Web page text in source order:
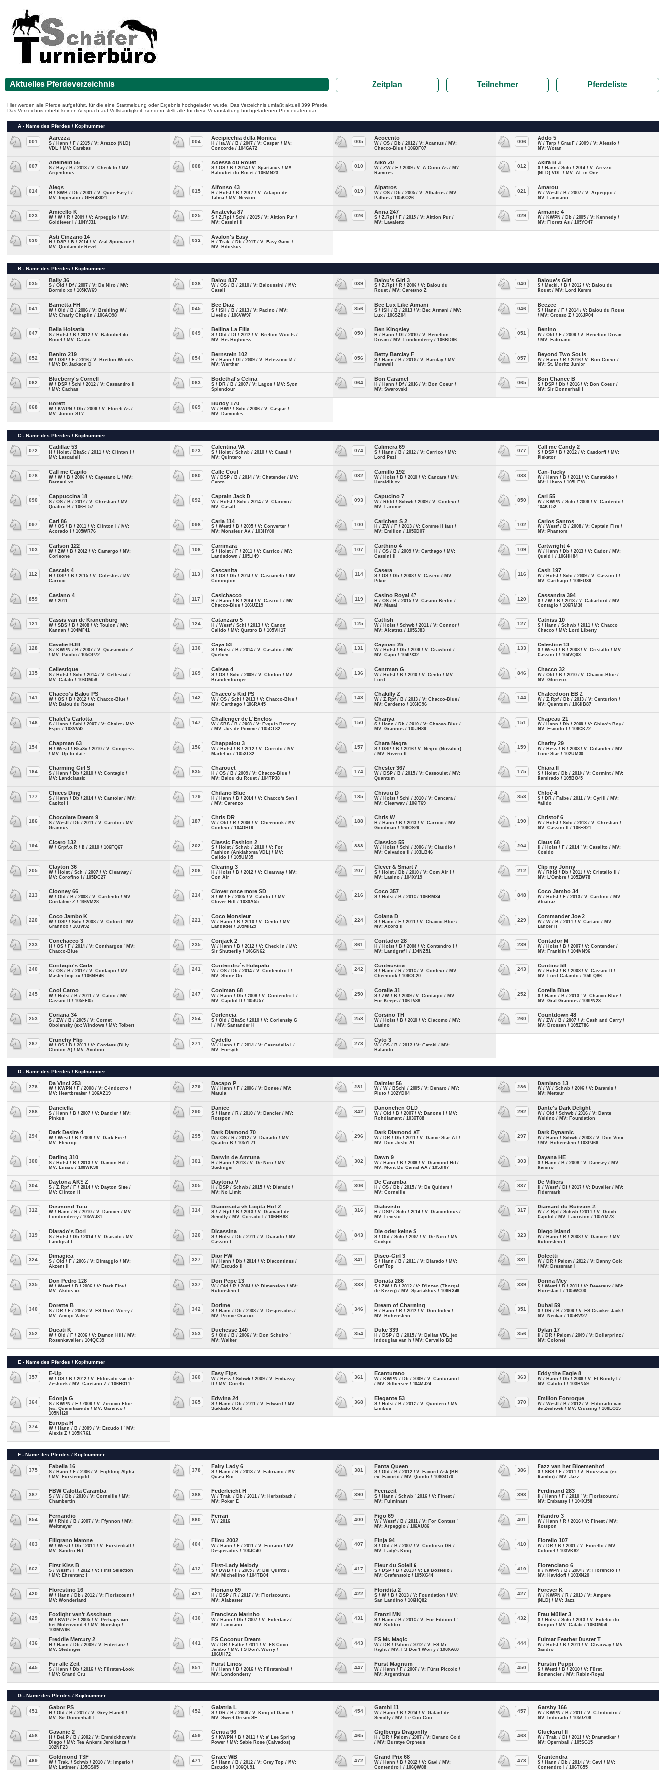
Aktuelles Pferdeverzeichnis Zeitplan Teilnehmer Pferdeliste
Hier werden alle Pferde aufgeführt, für die eine Startmeldung oder Ergebnis hochgeladen wurde. Das Verzeichnis umfaßt aktuell 399 Pferde.
Das Verzeichnis erhebt keinen Anspruch auf Vollständigkeit, sondern stellt alle für diese Veranstaltung hochgeladenen Pferdedaten dar.
A - Name des Pferdes / Kopfnummer
001
Aarezza
S / Hann / F / 2015 / V: Arezzo (NLD)
VDL / MV: Carabas
004
Accipicchia della Monica
H / Ita.W / B / 2007 / V: Caspar / MV:
Concorde / 104GA72
005
Acocento
W / OS / Db / 2012 / V: Acantus / MV:
Chacco-Blue / 106OF07
006
Addo 5
W / Tarp / GrauF / 2009 / V: Alessio /
MV: Wotan
007
Adelheid 56
S / Bay / B / 2013 / V: Check In / MV:
Argentinus
008
Adessa du Rouet
S / OS / B / 2014 / V: Spartacus / MV:
Baloubet du Rouet / 106MN23
010
Aiko 20
W / ZW / F / 2009 / V: A Cuno As / MV:
Ramires
012
Akira B 3
S / Hann / Schi / 2014 / V: Arezzo
(NLD) VDL / MV: All in One
014
Aleqs
H / SWB / Db / 2001 / V: Quite Easy I /
MV: Imperator / GER43921
015
Alfonso 43
H / Holst / B / 2017 / V: Adagio de
Talma / MV: Newton
019
Alpatros
W / OS / Db / 2005 / V: Albatros / MV:
Pathos / 105KO26
021
Amarou
W / Westf / B / 2007 / V: Arpeggio /
MV: Lanciano
023
Amicello K
W / W / R / 2009 / V: Arpeggio / MV:
Goldfever I / 104YJ31
025
Anatevka 87
S / Z.Rpf / Schi / 2015 / V: Aktion Pur /
MV: Cassini II
026
Anna 247
S / Z.Rpf / F / 2015 / V: Aktion Pur /
MV: Lavaletto
029
Armanie 4
W / KWPN / Db / 2005 / V: Kennedy /
MV: Florett As / 105YO47
030
Asti Cinzano 14
H / DSP / B / 2014 / V: Asti Spumante /
MV: Quidam de Revel
032
Avalon's Easy
H / Trak. / Db / 2017 / V: Easy Game /
MV: Hibiskus
B - Name des Pferdes / Kopfnummer
035
Baily 36
S / Old / Df / 2007 / V: De Niro / MV:
Bormio xx / 105KW69
038
Balou 837
W / OS / B / 2010 / V: Baloussini / MV:
Casall
039
Balou's Girl 3
S / Z.Rpf / R / 2006 / V: Balou du
Rouet / MV: Caretano Z
040
Baloue's Girl
S / Meckl. / B / 2012 / V: Balou du
Rouet / MV: Lord Kemm
041
Barnetta FH
W / Old / B / 2006 / V: Breitling W /
MV: Charly Chaplin / 106AO98
045
Bec Diaz
S / ISH / B / 2013 / V: Pacino / MV:
Livello / 106VW97
856
Bec Lux Like Armani
S / ISH / B / 2013 / V: Bec Armani / MV:
Lux / 106SZ04
046
Beezee
S / Hann / F / 2014 / V: Balou du Rouet
/ MV: Grosso Z / 106JP04
047
Bella Holsatia
S / Holst / B / 2012 / V: Baloubet du
Rouet / MV: Calato
049
Bellina La Filia
S / Old / Df / 2012 / V: Bretton Woods /
MV: His Highness
050
Ben Kingsley
H / Hann / Df / 2010 / V: Benetton
Dream / MV: Londonderry / 106BD96
051
Benino
W / Old / F / 2009 / V: Benetton Dream
/ MV: Fabriano
052
Benito 219
W / DSP / F / 2016 / V: Bretton Woods
/ MV: Dr.Jackson D
054
Bernstein 102
H / Hann / Df / 2009 / V: Belissimo M /
MV: Werther
056
Betty Barclay F
S / Hann / B / 2010 / V: Barclay / MV:
Farewell
057
Beyond Two Souls
W / Hann / R / 2016 / V: Bon Coeur /
MV: St. Moritz Junior
062
Blueberry's Cornell
W / DSP / Schi / 2012 / V: Cassandro II
/ MV: Cachas
063
Bodethal's Celina
S / DR / B / 2007 / V: Lagos / MV: Syon
Splendour
064
Bon Caramel
H / Hann / Df / 2016 / V: Bon Coeur /
MV: Swarovski
065
Bon Chance B
S / DSP / Db / 2016 / V: Bon Coeur /
MV: Sir Donnerhall I
068
Borett
W / KWPN / Db / 2006 / V: Florett As /
MV: Junior STV
069
Buddy 170
W / BWP / Schi / 2006 / V: Caspar /
MV: Damocles
C - Name des Pferdes / Kopfnummer
072
Cadillac 53
H / Holst / BkaSc / 2011 / V: Clinton I /
MV: Lascadell
073
Calentina VA
S / Holst / Schwb / 2010 / V: Casall /
MV: Quintero
074
Calimera 69
S / Hann / B / 2012 / V: Carrico / MV:
Lord Pezi
077
Call me Candy 2
S / DSP / B / 2012 / V: Casdorff / MV:
Piskator
078
Call me Capito
W / W / B / 2006 / V: Cayetano L / MV:
Barnaul xx
080
Calle Coul
W / DSP / B / 2014 / V: Chatender / MV:
Cento
082
Camillo 192
W / Holst / B / 2010 / V: Cancara / MV:
Heraldik xx
083
Can-Tucky
W / Hann / B / 2011 / V: Canstakko /
MV: Libero / 105LF28
090
Cappuccina 18
S / OS / B / 2012 / V: Christian / MV:
Quattro B / 106EL57
092
Captain Jack D
W / Holst / Schi / 2014 / V: Clarimo /
MV: Casall
093
Capucino 7
W / Rhld / Schwb / 2009 / V: Conteur /
MV: Larome
850
Carl 55
W / KWPN / Schi / 2006 / V: Cardento /
104KT52
097
Carl 86
W / OS / B / 2011 / V: Clinton I / MV:
Acorado I / 105WR76
098
Carla 114
S / Westf / B / 2005 / V: Converter /
MV: Monsieur AA / 103HY80
100
Carlchen S 2
H / ZW / F / 2013 / V: Comme il faut /
MV: Emilion / 105XD07
102
Carlos Santos
W / Westf / B / 2008 / V: Captain Fire /
MV: Phantom
103
Carlson 122
W / ZW / B / 2012 / V: Camargo / MV:
Corleone
106
Carrimara
S / Holst / F / 2011 / V: Carrico / MV:
Landsdown / 105LI49
107
Carthino 4
H / OS / B / 2009 / V: Carthago / MV:
Cassini II
109
Cartwright 4
W / Hann / Db / 2013 / V: Cador / MV:
Quaid I / 106HH84
112
Cascais 4
H / DSP / B / 2015 / V: Colestus / MV:
Carrico
113
Cascanita
S / OS / Db / 2014 / V: Cascanetti / MV:
Conington
114
Casera
S / OS / Db / 2008 / V: Casero / MV:
Pikör
116
Cash 197
W / Holst / Schi / 2009 / V: Cassini I /
MV: Carthago / 106EU39
859
Casiano 4
W / 2011 117
Casichacco
H / Hann / B / 2014 / V: Casiro I / MV:
Chacco-Blue / 106UZ19
119
Casino Royal 47
H / OS / B / 2015 / V: Casino Berlin /
MV: Masai
120
Cassandra 394
S / ZW / B / 2013 / V: Cabarlord / MV:
Contagio / 106RM38
121
Cassis van de Kranenburg
W / SBS / B / 2008 / V: Toulon / MV:
Kannan / 104MF41
124
Catanzaro 5
H / Westf / Schi / 2013 / V: Canon
Calido / MV: Quattro B / 105VH17
125
Catfish
W / Holst / Schwb / 2011 / V: Connor /
MV: Alcatraz / 105SJ83
127
Catniss 10
S / Hann / Schwb / 2011 / V: Chacco
Chacco / MV: Lord Liberty
128
Cavalie HJB
S / KWPN / B / 2007 / V: Quasimodo Z
/ MV: Pacific / 105OP72
130
Caya 53
S / Holst / B / 2014 / V: Casalito / MV:
Quebec
131
Cayman 25
W / Holst / Db / 2006 / V: Crawford /
MV: Capo / 104PX32
133
Celestine 13
S / Westf / B / 2008 / V: Cristallo / MV:
Cassini I / 104VQ03
135
Cellestique
S / Holst / Schi / 2014 / V: Cellestial /
MV: Calato / 106OM58
169
Celsea 4
S / OS / Schi / 2009 / V: Clinton / MV:
Brandenburger
136
Centman G
W / Holst / B / 2010 / V: Cento / MV:
Lord
846
Chacco 32
W / Old / B / 2010 / V: Chacco-Blue /
MV: Glorieux
141
Chacco's Balou PS
W / OS / B / 2012 / V: Chacco-Blue /
MV: Balou du Rouet
142
Chacco's Kid PS
W / OS / Schi / 2013 / V: Chacco-Blue /
MV: Carthago / 106RA45
143
Chakilly Z
W / Z.Rpf / B / 2013 / V: Chacco-Blue /
MV: Cardento / 106IC96
144
Chalcedoon EB Z
W / Z.Rpf / Db / 2013 / V: Centurion /
MV: Quantum / 106HB87
146
Chalet's Carlotta
S / Hann / Schi / 2007 / V: Chalet / MV:
Espri / 103VV42
147
Challenger de L'Enclos
W / SBS / B / 2008 / V: Exquis Bentley
/ MV: Jus de Pomme / 105CT82
150
Chanya
S / Hann / Db / 2010 / V: Chacco-Blue /
MV: Grannus / 105JH89
151
Chapeau 21
W / Hann / Db / 2009 / V: Chico's Boy /
MV: Escudo I / 106CK72
154
Chapman 63
H / Westf / BkaSc / 2010 / V: Congress
/ MV: Up to date
156
Chappalou 3
W / Holst / B / 2012 / V: Corrido / MV:
Martel xx / 105XL32
157
Chara Negra
S / DSP / B / 2016 / V: Negro (Novabor)
/ MV: Rivero II
159
Charity 29
W / Hess / B / 2003 / V: Colander / MV:
Lone Star / 102UM30
164
Charming Girl S
S / Hann / Db / 2010 / V: Contagio /
MV: Landclassic
835
Charouet
H / OS / B / 2009 / V: Chacco-Blue /
MV: Balou du Rouet / 104TP38
174
Chester 367
W / DSP / B / 2015 / V: Cassoulet / MV:
Quantum
175
Chiara II
S / Holst / Db / 2010 / V: Cormint / MV:
Ramirado / 105BO45
177
Chices Ding
S / Hann / Db / 2014 / V: Cantolar / MV:
Capitol I
179
Chilano Blue
H / Hann / B / 2014 / V: Chacco's Son I
/ MV: Carenzo
185
Chivuu D
W / Holst / Schi / 2010 / V: Cancara /
MV: Clearway / 106IT69
853
Chloé 4
S / DR / Falbe / 2011 / V: Cyrill / MV:
Valido
186
Chocolate Dream 9
S / Westf / Db / 2011 / V: Caridor / MV:
Grannus
187
Chris DR
W / Old / R / 2006 / V: Cheenook / MV:
Conteur / 104OH19
188
Chris W
H / Hann / B / 2013 / V: Carrico / MV:
Goodman / 106OS29
190
Christof 6
W / Holst / Schi / 2013 / V: Christian /
MV: Cassini II / 106FS21
194
Cicero 132
W / Grpf.o.R / B / 2010 / 106FQ67 202
Classic Fashion 2
S / Holst / Schwb / 2010 / V: For
Fashion (Anklahoma VDL) / MV:
Calido I / 105UM35
833
Classico 55
W / Holst / Schi / 2006 / V: Claudio /
MV: Calvados II / 103LB46
204
Claus 68
H / Holst / F / 2014 / V: Casalito / MV:
Cosido
205
Clayton 36
W / Holst / Schi / 2007 / V: Clearway /
MV: Corofino I / 105DC27
206
Clearing 3
H / Holst / B / 2012 / V: Clearway / MV:
Con Air
207
Clever & Smart 7
S / Holst / Db / 2010 / V: Com Air I /
MV: Lasino / 104XY19
212
Clip my Jonny
W / Rhld / Db / 2011 / V: Cristallo II /
MV: L'Ombre / 105ZW78
213
Clooney 66
W / Old / B / 2008 / V: Cardento / MV:
Cordalme Z / 106VM28
214
Clover once more SD
S / W / F / 2005 / V: Calido I / MV:
Clover Hill / 103SA55
216
Coco 357
S / Holst / B / 2013 / 106RM34 848
Coco Jambo 34
W / Holst / F / 2013 / V: Cardino / MV:
Alcatraz
220
Coco Jambo K
W / DSP / Schi / 2008 / V: Colorit / MV:
Grannox / 103VI92
221
Coco Monsieur
W / Hann / B / 2010 / V: Cento / MV:
Landadel / 105MH29
224
Colana D
S / Hann / F / 2011 / V: Chacco-Blue /
MV: Acord II
229
Commander Joe 2
W / W / B / 2011 / V: Cartani / MV:
Lancer II
233
Conchacco 3
H / OS / F / 2014 / V: Conthargos / MV:
Chacco-Blue
235
Conjack 2
W / Hann / B / 2012 / V: Check In / MV:
Sir Shutterfly / 106GN62
861
Contador 28
H / Holst / B / 2008 / V: Contendro I /
MV: Landgraf I / 104NZ51
239
Contador M
W / Holst / B / 2007 / V: Contender /
MV: Franklin / 104MN96
240
Contagio's Carla
S / OS / B / 2012 / V: Contagio / MV:
Master Imp xx / 106NH46
241
Contendro´s Hulapalu
W / OS / Db / 2014 / V: Contendro I /
MV: Shine On
242
Conteusina
S / Hann / R / 2013 / V: Conteur / MV:
Cheenook / 106OC20
243
Contino 58
W / Holst / B / 2008 / V: Cassini II /
MV: Lord Calando / 104LQ86
245
Cool Catoo
W / Holst / B / 2011 / V: Catoo / MV:
Cassini II / 105FF05
247
Coolman 68
W / Hann / Db / 2008 / V: Contendro I /
MV: Capitol II / 105IU57
250
Coralie 31
S / ZW / B / 2009 / V: Contagio / MV:
For Keeps / 106TV88
252
Corelia Blue
S / Hann / B / 2013 / V: Chacco-Blue /
MV: Graf Grannus / 106PN23
253
Coriana 34
S / ZW / B / 2005 / V: Cornet
Obolensky (ex: Windows / MV: Tolbert
254
Corlencia
S / Old / BkaSc / 2010 / V: Corlensky G
I / MV: Santander H
258
Corsino TH
W / Holst / B / 2010 / V: Ciacomo / MV:
Lasino
260
Countdown 48
W / ZW / B / 2007 / V: Cash and Carry /
MV: Drossan / 105ZT86
267
Crunchy Flip
W / OS / B / 2013 / V: Cordess (Billy
Clinton A) / MV: Acolino
271
Cydello
W / Hann / F / 2014 / V: Cascadello I /
MV: Forsyth
273
Cyto 3
W / OS / B / 2012 / V: Catoki / MV:
Halando
D - Name des Pferdes / Kopfnummer
278
Da Vinci 253
W / KWPN / F / 2008 / V: C-Indoctro /
MV: Heartbreaker / 106AZ19
279
Dacapo P
W / Hann / F / 2006 / V: Donee / MV:
Matula
281
Daimler 56
W / W / BSchi / 2005 / V: Denaro / MV:
Pluto / 102YD04
286
Damiano 13
W / W / Schwb / 2006 / V: Daramis /
MV: Metteur
288
Danciella
S / Hann / B / 2007 / V: Dancier / MV:
Pinkus
290
Danice
S / Hann / R / 2010 / V: Dancier / MV:
Rotspon
842
Danönchen OLD
W / Old / B / 2007 / V: Danone I / MV:
Rohdiamant / 103XT88
292
Dante's Dark Delight
W / Old / Schwb / 2016 / V: Dante
Weltino / MV: Foundation
294
Dark Desire 4
W / Westf / B / 2006 / V: Dark Fire /
MV: Fleurop
295
Dark Diamond 70
W / OS / R / 2012 / V: Diarado / MV:
Quattro B / 105YL71
296
Dark Diamond AT
W / DR / Db / 2011 / V: Dance Star AT /
MV: Don Joshi AT
297
Dark Dynamic
W / Hann / Schwb / 2003 / V: Don Vino
/ MV: Hohenstein / 103PJ66
300
Darling 310
S / Holst / B / 2013 / V: Damon Hill /
MV: Linaro / 106WK36
301
Darwin de Amtuna
H / Hann / 2013 / V: De Niro / MV:
Stedinger
302
Dawn 9
W / Hann / B / 2008 / V: Diamond Hit /
MV: Mont Du Cantal AA / 105JI67
303
Dayana HE
S / Hann / B / 2008 / V: Damsey / MV:
Ramiro
304
Daytona AKS Z
S / Z.Rpf / F / 2014 / V: Dayton Sitte /
MV: Clinton II
305
Daytona V
H / DSP / Schwb / 2015 / V: Diarado /
MV: No Limit
306
De Caramba
H / OS / Db / 2015 / V: De Quidam /
MV: Corneille
837
De Villiers
H / Westf / Df / 2017 / V: Duvalier / MV:
Fidermark
312
Desmond Tutu
W / Hann / R / 2010 / V: Dancier / MV:
Londonderry / 105WJ81
314
Diacorrada vh Legita Hof Z
S / Z.Rpf / B / 2013 / V: Diamant de
Semilly / MV: Corrado I / 106HB88
316
Dialevisto
H / DSP / Schi / 2014 / V: Diacontinus /
MV: Levisto
317
Diamant du Buisson Z
W / Z.Rpf / Schwb / 2011 / V: Dutch
Capitol / MV: Lauriston / 105YM73
319
Diarado's Dori
S / Holst / Db / 2014 / V: Diarado / MV:
Landgraf I
320
Dicassina
S / Holst / Db / 2011 / V: Diarado / MV:
Cassini I
843
Die oder keine S
S / Old / Schi / 2007 / V: De Niro / MV:
Cockpit
323
Diego Island
W / Hann / R / 2008 / V: Dancier / MV:
Rubinstein I
324
Dimagica
S / Old / F / 2006 / V: Dimaggio / MV:
Akzent II
327
Dior FW
H / Hann / Db / 2014 / V: Diacontinus /
MV: Escudo II
841
Disco-Girl 3
S / Hann / B / 2011 / V: Diarado / MV:
Graf Top
331
Dolcetti
W / DR / Palom / 2012 / V: Danny Gold
/ MV: Dressman I
335
Don Pedro 128
W / Westf / B / 2006 / V: Dark Fire /
MV: Akitos xx
337
Don Pepe 13
W / Old / R / 2004 / V: Dimension / MV:
Rubinstein I
338
Donata 286
S / ZW / B / 2012 / V: D'Inzeo (Thorgal
de Kezeg) / MV: Spartakhus / 106RX46
339
Donna Mey
S / Westf / B / 2011 / V: Deveraux / MV:
Florestan I / 105WO00
340
Dorette B
S / DR / F / 2008 / V: FS Don't Worry /
MV: Amigo Valeur
342
Dorime
S / Hann / Db / 2008 / V: Desperados /
MV: Prince Orac xx
346
Dream of Charming
H / Hann / R / 2012 / V: Don Index /
MV: Hohenstein
351
Dubai 59
S / DR / B / 2009 / V: FS Cracker Jack /
MV: Neckar / 105RW27
352
Ducati K
W / Old / F / 2006 / V: Damon Hill / MV:
Rosenkavalier / 104QC39
353
Duchesse 140
S / Old / B / 2006 / V: Don Schufro /
MV: Walker
354
Duke 339
H / DSP / B / 2015 / V: Dallas VDL (ex
Indouglas van h / MV: Carvallo BB
356
Dylan 17
H / DR / Palom / 2009 / V: Dollarprinz /
MV: Colonel
E - Name des Pferdes / Kopfnummer
357
E-Up
W / OS / B / 2012 / V: Eldorado van de
Zeshoek / MV: Caretano Z / 106HO11
360
Easy Fips
W / Hess / Schwb / 2009 / V: Embassy
II / MV: Corelli
361
Ecanturano
W / KWPN / Db / 2009 / V: Canturano I
/ MV: Silbersee / 104MJ24
363
Eddy the Eagle 8
W / Hann / Db / 2006 / V: El Bundy I /
MV: Calido I / 103HN59
364
Edonja G
S / KWPN / F / 2009 / V: Zirocco Blue
(ex: Quamikase de / MV: Garanco /
105NH20
365
Edwina 24
S / Hann / Db / 2011 / V: Edward / MV:
Stakkato Gold
368
Elegante 53
S / Holst / B / 2012 / V: Quintero / MV:
Limbus
370
Emilion Fonroque
W / Westf / B / 2012 / V: Eldorado van
de Zeshoek / MV: Cruising / 106LG15
374
Europa H
W / Hann / B / 2009 / V: Escudo I / MV:
Alexis Z / 105KR61
F - Name des Pferdes / Kopfnummer
375
Fabella 16
S / Hann / F / 2006 / V: Fighting Alpha
/ MV: Fürstengold
378
Fairy Lady 6
S / Hann / R / 2013 / V: Fabriano / MV:
Quasi Roi
381
Fanta Queen
S / Old / B / 2012 / V: Favorit Ask (BEL
ex: Favortit / MV: Quinto / 106GO70
386
Fazz van het Bloemenhof
S / SBS / F / 2011 / V: Rousseau (ex
Rambo) / MV: Jazz
387
FBW Calotta Caramba
S / W / Db / 2010 / V: Corneille / MV:
Chambertin
388
Federleicht H
W / Trak. / Db / 2011 / V: Herbstbach /
MV: Poker E
390
Feenzeit
S / Hann / Schwb / 2016 / V: Finest /
MV: Fulminant
393
Ferdinand 283
H / Hann / F / 2010 / V: Floriscount /
MV: Embassy I / 104XJ58
854
Fernandio
W / Rhld / B / 2007 / V: Ffynnon / MV:
Weltmeyer
860
Ferrari
W / 2016 400
Figo 69
W / Westf / B / 2011 / V: For Contest /
MV: Arpeggio / 106AU86
401
Filandro 3
W / Hann / R / 2016 / V: Finest / MV:
Rotspon
403
Filigrano Marone
W / Westf / Db / 2011 / V: Fürstenball /
MV: Sandro Hit
404
Filou 2002
W / Hann / F / 2011 / V: Fiorano / MV:
Desperados / 106JC40
407
Finja 94
S / Old / B / 2007 / V: Contioso DR /
MV: Lady's King
410
Fiorello 107
W / DR / B / 2001 / V: Fiorello / MV:
Colonel / 103VK82
862
First Kiss B
S / Westf / F / 2012 / V: First Selection
/ MV: Ehrentanz I
412
First-Lady Melody
S / DWB / F / 2005 / V: Del Quinto /
MV: Michellino / 104TB04
417
Fleur du Soleil 6
S / DSP / B / 2013 / V: La Bostello /
MV: Grafenstolz / 105XG44
419
Florenciano 6
H / KWPN / B / 2004 / V: Florencio I /
MV: Havidoff / 103XN20
420
Florestino 16
W / Hann / Db / 2012 / V: Floriscount /
MV: Wonderland
421
Floriano 69
H / DSP / R / 2017 / V: Floriscount /
MV: Alabaster
422
Floridita 2
S / W / B / 2013 / V: Foundation / MV:
San Landino / 106HQ82
427
Forever K
W / KWPN / R / 2010 / V: Ampere
(NLD) / MV: Jazz
429
Foxlight van't Asschaut
W / BWP / F / 2005 / V: Perhaps van
het Molenvondel / MV: Nonstop /
103MW96
430
Francisco Marinho
W / Hann / Db / 2007 / V: Fidertanz /
MV: Lanciano
431
Franzi MN
S / Hann / B / 2013 / V: For Edition I /
MV: Kolibri
432
Frau Müller 3
S / Holst / Schi / 2013 / V: Fidelio du
Donjon / MV: Calato / 106OM59
436
Freddie Mercury 2
H / Hann / Db / 2009 / V: Fidertanz /
MV: Stedinger
441
FS Coconut Dream
W / DR / Falbe / 2011 / V: FS Coco
Jambo / MV: FS Don't Worry /
106UH72
443
FS Mr. Magic
W / DR / Palom / 2012 / V: FS Mr.
Right / MV: FS Don't Worry / 106XA80
444
Fulmar Feather Duster T
W / Holst / B / 2011 / V: Clearway / MV:
Sandro
445
Für alle Zeit
S / Hann / Db / 2016 / V: Fürsten-Look
/ MV: Grand Cru
851
Fürst Linos
H / Hann / B / 2016 / V: Fürstenball /
MV: Londonderry
447
Fürst Magnum
W / Hann / F / 2007 / V: Fürst Piccolo /
MV: Argentinus
450
Fürstin Püppi
S / Westf / B / 2010 / V: Fürst
Romancier / MV: Rubin-Royal
G - Name des Pferdes / Kopfnummer
451
Gabor PS
H / Old / B / 2017 / V: Grey Flanell /
MV: Sir Donnerhall I
452
Galatria L
S / DR / B / 2009 / V: King of Dance /
MV: Sweet Dream SF
454
Gambi 11
W / Hann / B / 2014 / V: Galant de
Semilly / MV: Le Cou Cou
457
Gatsby 166
W / KWPN / B / 2011 / V: C-Indoctro /
MV: Indorado / 105UZ06
458
Gavanie 2
H / Bel.P / B / 2002 / V: Emmickhoven's
Diego / MV: Ten Ankers Jerolianca /
102NF23
459
Genua 96
S / KWPN / B / 2011 / V: a' Lee Spring
Power / MV: Sable Rose (Calvados)
465
Giglbergs Dragonfly
H / DR / Palom / 2007 / V: Derano Gold
/ MV: Burstye Orpheus
468
Glücksruf II
W / Trak. / Df / 2011 / V: Dramatiker /
MV: Opernball / 105SG15
469
Goldmond TSF
W / Trak. / Schwb / 2010 / V: Imperio /
MV: Latimer / 105GS05
471
Grace WB
S / Hann / B / 2012 / V: Grey Top / MV:
Escudo I / 106QU91
472
Grand Prix 68
W / Hann / B / 2012 / V: Gavi / MV:
Contendro I / 106QW88
473
Grantendra
S / Hann / Db / 2014 / V: Gavi / MV:
Contendro I / 106TG55